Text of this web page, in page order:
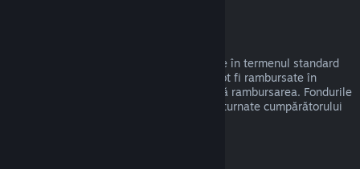
Cadourile nerevendicate pot fi rambursate în termenul standard
de 14 zile/2 ore. Cadourile revendicate pot fi rambursate în
aceleași condiții dacă destinatarul inițiază rambursarea. Fondurile
folosite pentru a cumpăra cadoul vor fi returnate cumpărătorului